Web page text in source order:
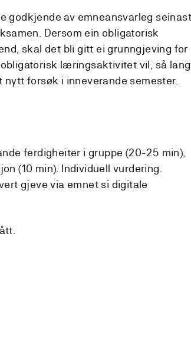
godkjende av emneansvarleg
Dersom ein obligatorisk
skal det bli gitt ei grunngjeving for
læringsaktivitet vil, så
forsøk i inneverande semester.
ferdigheiter i gruppe (20-25 min),
(10 min). Individuell vurdering.
gjeve via emnet si digitale